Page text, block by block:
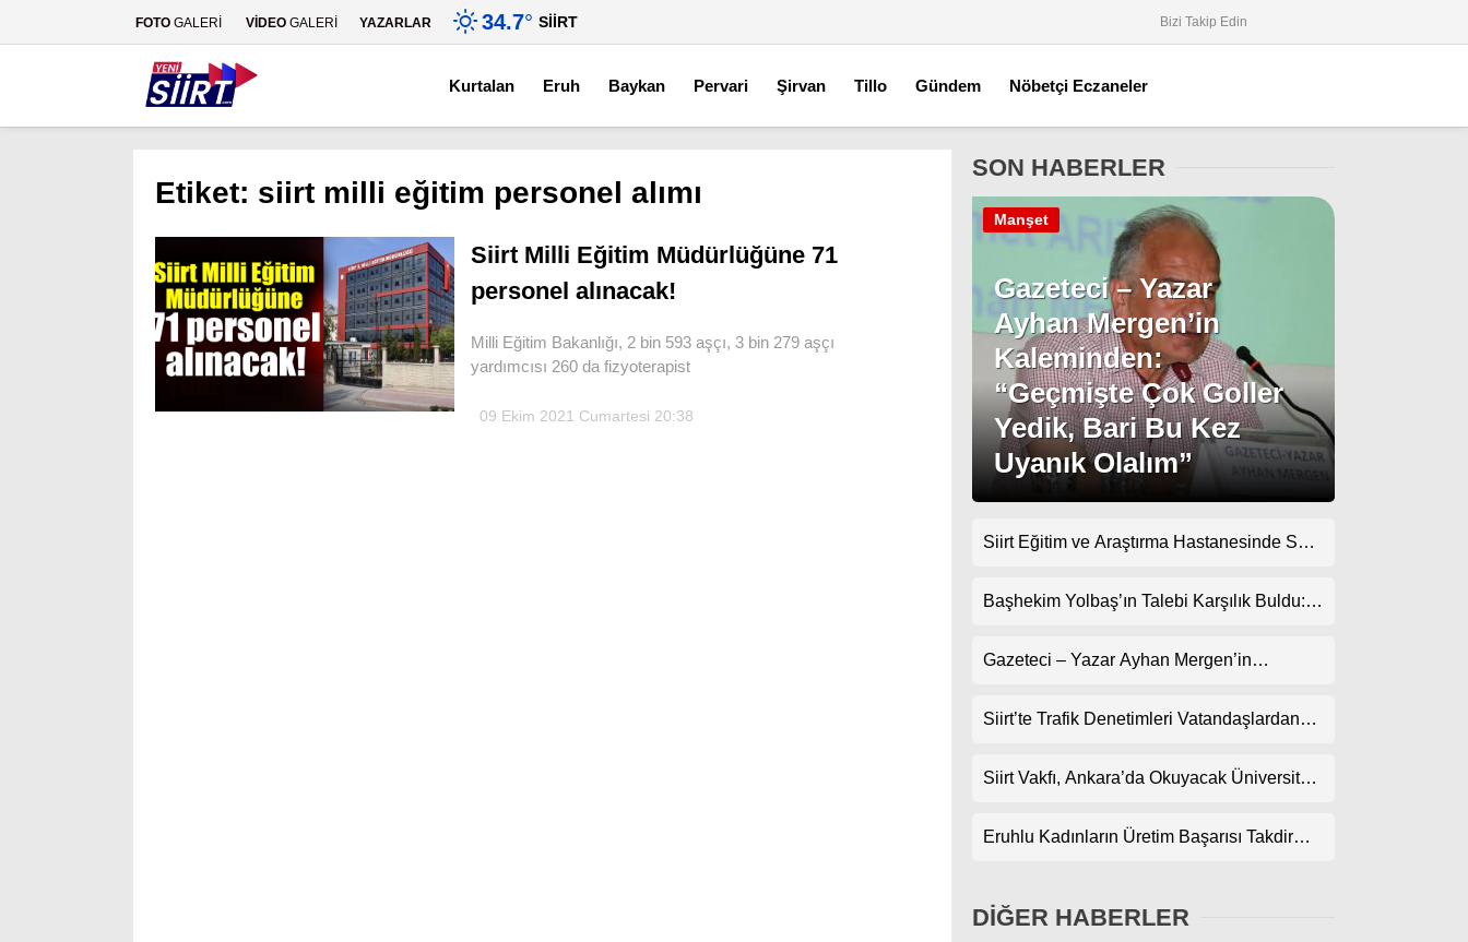
Gündem
Spor
Magazin
FOTO GALERİ VİDEO GALERİ YAZARLAR 34.7° SIIRT Bizi Takip Edin
Kurtalan Eruh Baykan Pervari Şirvan Tillo Gündem Nöbetçi Eczaneler
Etiket: siirt milli eğitim personel alımı
Siirt Milli Eğitim Müdürlüğüne 71
personel alınacak!
Milli Eğitim Bakanlığı, 2 bin 593 aşçı, 3 bin 279 aşçı
yardımcısı 260 da fizyoterapist
09 Ekim 2021 Cumartesi 20:38
SON HABERLER
Gazeteci – Yazar
Ayhan Mergen’in
Kaleminden:
“Geçmişte Çok Goller
Yedik, Bari Bu Kez
Uyanık Olalım”
Manşet
Siirt Eğitim ve Araştırma Hastanesinde Son
Randevularda Bekleme Süresi Kısaldı
Başhekim Yolbaş’ın Talebi Karşılık Buldu:
Gazeteci – Yazar Ayhan Mergen’in
Kuralları”
Siirt’te Trafik Denetimleri Vatandaşlardan
Siirt Vakfı, Ankara’da Okuyacak Üniversite
Eruhlu Kadınların Üretim Başarısı Takdir
DİĞER HABERLER